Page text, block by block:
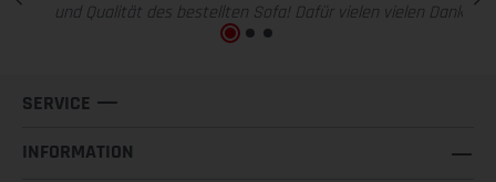
und Qualität des bestellten Sofa! Dafür vielen vielen Dank!
SERVICE
INFORMATION